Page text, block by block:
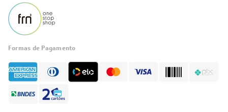
Formas de Pagamento
Fale com a LIA